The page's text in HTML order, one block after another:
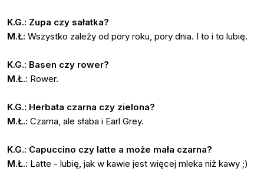
K.G.: Zupa czy sałatka?
M.Ł: Wszystko zależy od pory roku, pory dnia. I to i to lubię.
K.G.: Basen czy rower?
M.Ł.: Rower.
K.G.: Herbata czarna czy zielona?
M.Ł.: Czarna, ale słaba i Earl Grey.
K.G.: Capuccino czy latte a może mała czarna?
M.Ł.: Latte - lubię, jak w kawie jest więcej mleka niż kawy ;)